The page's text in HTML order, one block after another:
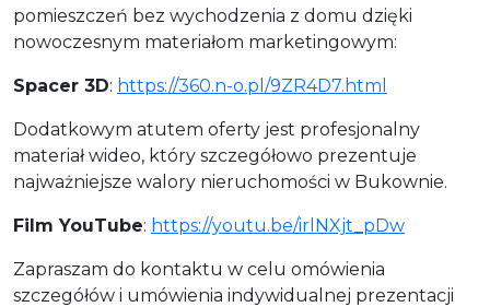
pomieszczeń bez wychodzenia z domu dzięki
nowoczesnym materiałom marketingowym:
Spacer 3D: https://360.n-o.pl/9ZR4D7.html
Dodatkowym atutem oferty jest profesjonalny
materiał wideo, który szczegółowo prezentuje
najważniejsze walory nieruchomości w Bukownie.
Film YouTube: https://youtu.be/irlNXjt_pDw
Zapraszam do kontaktu w celu omówienia
szczegółów i umówienia indywidualnej prezentacji